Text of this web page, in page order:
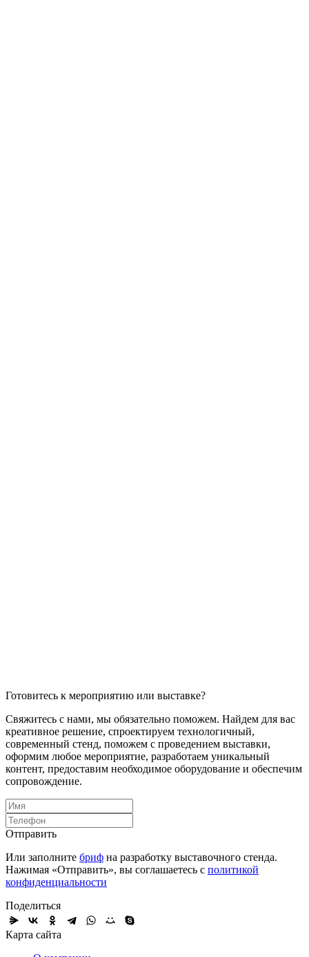
Готовитесь к мероприятию или выставке?
Свяжитесь с нами, мы обязательно поможем. Найдем для вас
креативное решение, спроектируем технологичный,
современный стенд, поможем с проведением выставки,
оформим любое мероприятие, разработаем уникальный
контент, предоставим необходимое оборудование и обеспечим
сопровождение.
Отправить
Или заполните бриф на разработку выставочного стенда.
Нажимая «Отправить», вы соглашаетесь с политикой
конфиденциальности
Поделиться
Карта сайта